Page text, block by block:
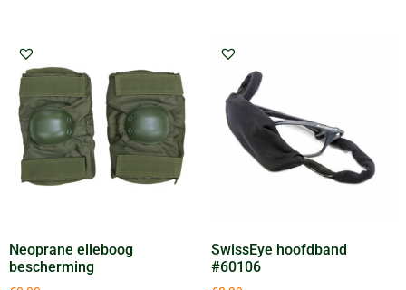
Neoprane elleboog
bescherming
SwissEye hoofdband
#60106